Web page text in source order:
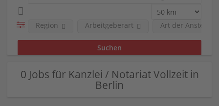
Region Arbeitgeberart Art der
0 Jobs für Kanzlei / Notariat Vollzeit in
Berlin